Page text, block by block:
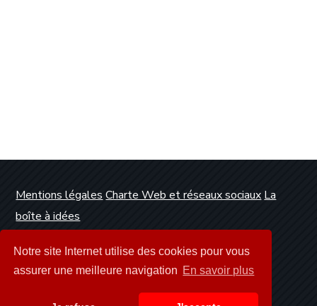
Notre site Internet utilise des cookies pour vous
assurer une meilleure navigation En savoir plus
Mentions légales Charte Web et réseaux sociaux La
boîte à idées
Dunkerque